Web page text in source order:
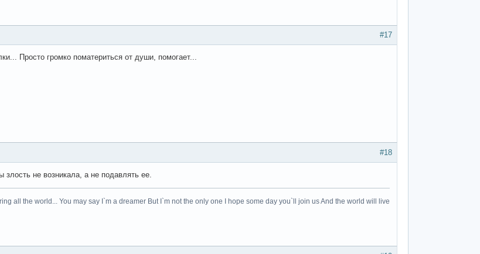
#17
Просто громко поматериться от души, помогает...
#18
злость не возникала, а не подавлять ее.
all the world... You may say I`m a dreamer But I`m not the only one I hope some day you`ll join us And the world will live